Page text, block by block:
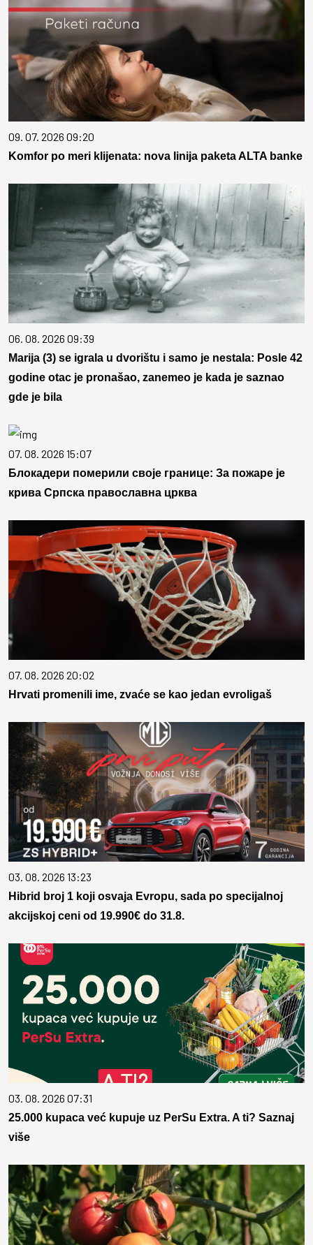
09. 07. 2026 09:20
Komfor po meri klijenata: nova linija paketa ALTA banke
06. 08. 2026 09:39
Marija (3) se igrala u dvorištu i samo je nestala: Posle 42
godine otac je pronašao, zanemeo je kada je saznao
gde je bila
07. 08. 2026 15:07
Блокадери померили своје границе: За пожаре је
крива Српска православна црква
07. 08. 2026 20:02
Hrvati promenili ime, zvaće se kao jedan evroligaš
03. 08. 2026 13:23
Hibrid broj 1 koji osvaja Evropu, sada po specijalnoj
akcijskoj ceni od 19.990€ do 31.8.
03. 08. 2026 07:31
25.000 kupaca već kupuje uz PerSu Extra. A ti? Saznaj
više